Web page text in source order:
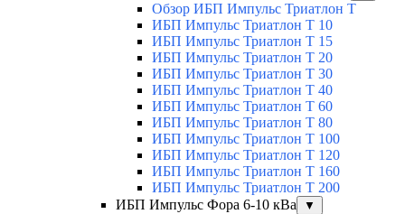
Обзор ИБП Импульс Триатлон Т
ИБП Импульс Триатлон Т 10
ИБП Импульс Триатлон Т 15
ИБП Импульс Триатлон Т 20
ИБП Импульс Триатлон Т 30
ИБП Импульс Триатлон Т 40
ИБП Импульс Триатлон Т 60
ИБП Импульс Триатлон Т 80
ИБП Импульс Триатлон Т 100
ИБП Импульс Триатлон Т 120
ИБП Импульс Триатлон Т 160
ИБП Импульс Триатлон Т 200
ИБП Импульс Фора 6-10 кВа
▼